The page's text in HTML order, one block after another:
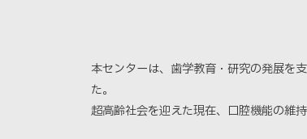
本センターは、歯学教育・研究の発展を
た。
超高齢社会を迎えた現在、口腔機能の維